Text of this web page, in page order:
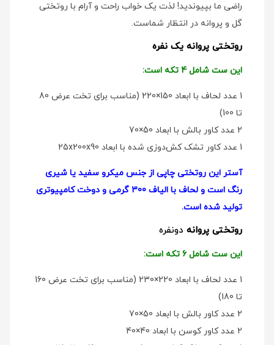
راضی ما بپیوندید! لذت یک خواب راحت و آرام با روتختی
گل و پروانه در انتظار شماست.
روتختی پروانه یک نفره
این ست شامل 4 تکه است:
1 عدد لحاف با ابعاد 150×220 (مناسب برای تخت عرض 80
تا 100)
2 عدد کاور بالش با ابعاد 50×70
1 عدد کاور تشک کش‌دوزی شده با ابعاد 25x200x90
آستر این روتختی چاپی از جنس میکرو سفید یا شیری
رنگ است و لحاف با الیاف 300 گرمی و دوخت کامپیوتری
تولید شده است.
روتختی پروانه دو‌نفره
این ست شامل 6 تکه است:
1 عدد لحاف با ابعاد 220×230 (مناسب برای تخت عرض 160
تا 180)
2 عدد کاور بالش با ابعاد 50×70
2 عدد کاور کوسن با ابعاد 40×40